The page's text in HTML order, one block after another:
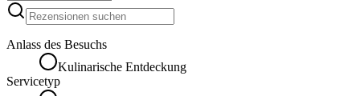
Anlass des Besuchs
Kulinarische Entdeckung
Servicetyp